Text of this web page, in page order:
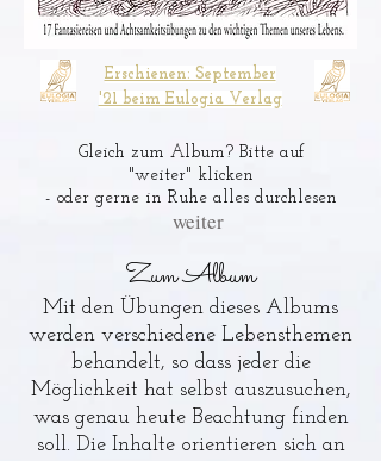
Erschienen: September
'21 beim Eulogia Verlag
Gleich zum Album? Bitte auf
"weiter" klicken
- oder gerne in Ruhe alles durchlesen
weiter
Zum Album
Mit den Übungen dieses Albums
werden verschiedene Lebensthemen
behandelt, so dass jeder die
Möglichkeit hat selbst auszusuchen,
was genau heute Beachtung finden
soll. Die Inhalte orientieren sich an